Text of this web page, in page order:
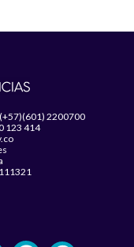
(+57)(601) 2200700
123 414